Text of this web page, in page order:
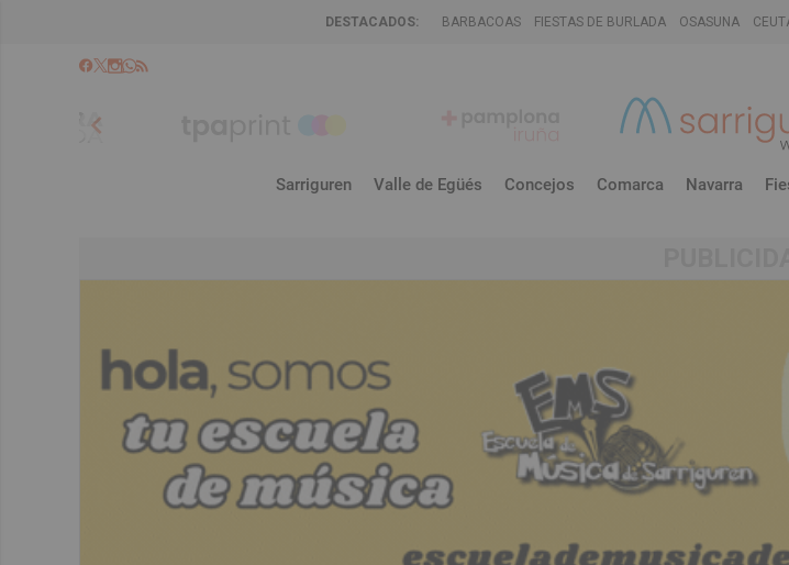
DESTACADOS: BARBACOAS FIESTAS DE BURLADA OSASUNA
chevron_left
Sarriguren Valle de Egüés Concejos Comarca Navarra